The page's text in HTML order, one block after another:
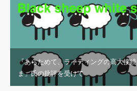
『あらためて、ライティングの高大接
ま」氏の批評を受けて